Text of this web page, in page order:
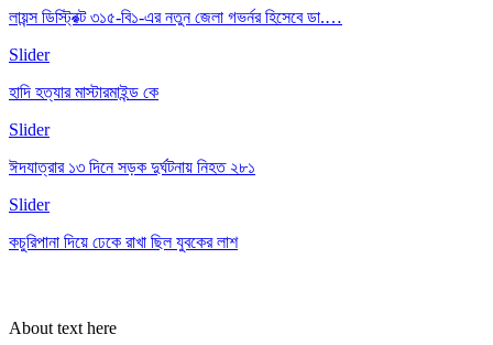
লায়ন্স ডিস্ট্রিক্ট ৩১৫-বি১-এর নতুন জেলা গভর্নর হিসেবে ডা.…
Slider
হাদি হত্যার মাস্টারমাইন্ড কে
Slider
ঈদযাত্রার ১৩ দিনে সড়ক দুর্ঘটনায় নিহত ২৮১
Slider
কচুরিপানা দিয়ে ঢেকে রাখা ছিল যুবকের লাশ
About text here